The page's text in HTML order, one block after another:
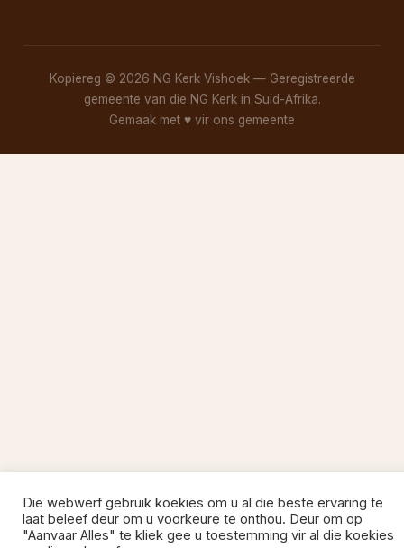
Kopiereg © 2026 NG Kerk Vishoek — Geregistreerde
gemeente van die NG Kerk in Suid-Afrika.
Gemaak met ♥ vir ons gemeente
Die webwerf gebruik koekies om u al die beste ervaring te
laat beleef deur om u voorkeure te onthou. Deur om op
"Aanvaar Alles" te kliek gee u toestemming vir al die koekies